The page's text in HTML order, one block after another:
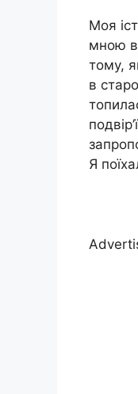
Моя
мною в
тому,
в
Я